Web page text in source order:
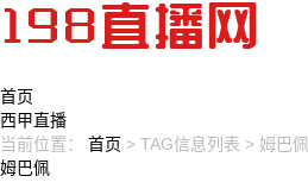
首页
西甲直播
当前位置： 首页 > TAG信息列表 > 姆巴佩
姆巴佩